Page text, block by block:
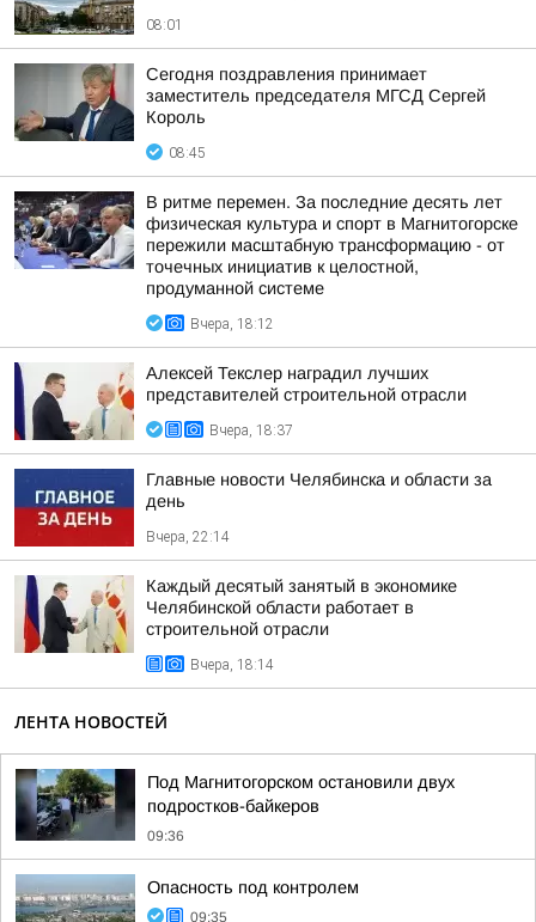
08:01
Сегодня поздравления принимает
заместитель председателя МГСД Сергей
Король
08:45
В ритме перемен. За последние десять лет
физическая культура и спорт в Магнитогорске
пережили масштабную трансформацию - от
точечных инициатив к целостной,
продуманной системе
Вчера, 18:12
Алексей Текслер наградил лучших
представителей строительной отрасли
Вчера, 18:37
Главные новости Челябинска и области за
день
Вчера, 22:14
Каждый десятый занятый в экономике
Челябинской области работает в
строительной отрасли
Вчера, 18:14
ЛЕНТА НОВОСТЕЙ
Под Магнитогорском остановили двух
подростков-байкеров
09:36
Опасность под контролем
09:35